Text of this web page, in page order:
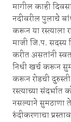
मागील काही
नदीवरील पुलाचे
करून या रस्त्याला
माजी जि.प. सदस्य
करीत असतांनी
निधी खर्च करून
करून रोडची
रस्त्याच्या संदर्भात
नसल्याने सुमठाणा
रुंदीकरणाचा